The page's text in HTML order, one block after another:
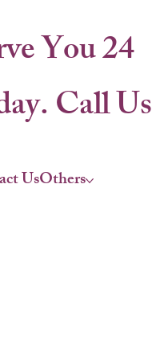
UsOthers
You 24
Call Us